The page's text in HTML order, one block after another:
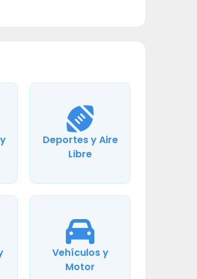
Deportes y Aire
Libre
Vehículos y
Motor